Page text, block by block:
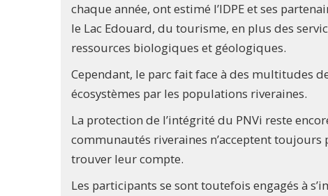
chaque année, ont estimé l’IDPE et ses
le Lac Edouard, du tourisme, en plus des
ressources biologiques et géologiques.
Cependant, le parc fait face à des multitudes
écosystèmes par les populations riveraines.
La protection de l’intégrité du PNVi reste
communautés riveraines n’acceptent toujours
trouver leur compte.
Les participants se sont toutefois engagés à